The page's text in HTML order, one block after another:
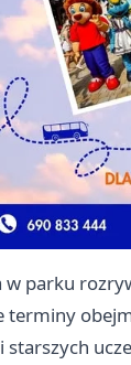
w parku
terminy
starszych